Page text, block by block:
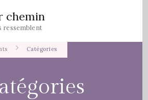
chemin
ressemblent
Catégories